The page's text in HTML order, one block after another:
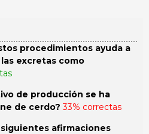
procedimientos ayuda a
excretas como
de producción se ha
de cerdo? 33% correctas
siguientes afirmaciones